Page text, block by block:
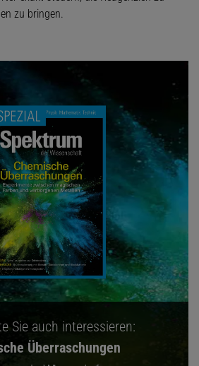
zu bringen.
Sie auch interessieren:
Überraschungen